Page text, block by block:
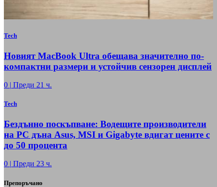
Tech
Новият MacBook Ultra обещава значително по-
компактни размери и устойчив сензорен дисплей
0 | Преди 21 ч.
Tech
Бездънно поскъпване: Водещите производители
на РС дъна Asus, MSI и Gigabyte вдигат цените с
до 50 процента
0 | Преди 23 ч.
Препоръчано